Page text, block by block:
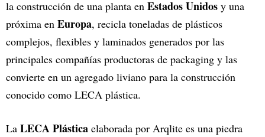
la construcción de una planta en Estados Unidos y una
próxima en Europa, recicla toneladas de plásticos
complejos, flexibles y laminados generados por las
principales compañías productoras de packaging y las
convierte en un agregado liviano para la construcción
conocido como LECA plástica.
La LECA Plástica elaborada por Arqlite es una piedra